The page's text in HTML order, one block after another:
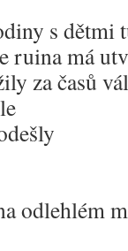
s dětmi
ruina má
za časů
odlehlém